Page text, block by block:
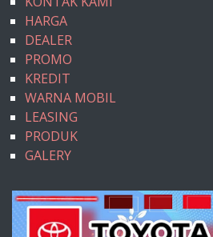
HARGA
DEALER
PROMO
KREDIT
WARNA MOBIL
LEASING
PRODUK
GALERY